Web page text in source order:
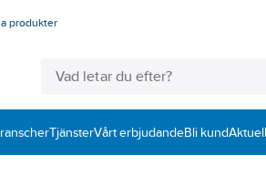
produkter
TjänsterVårt erbjudandeBli kund